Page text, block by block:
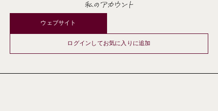
私のアカウント
ウェブサイト
ログインしてお気に入りに追加